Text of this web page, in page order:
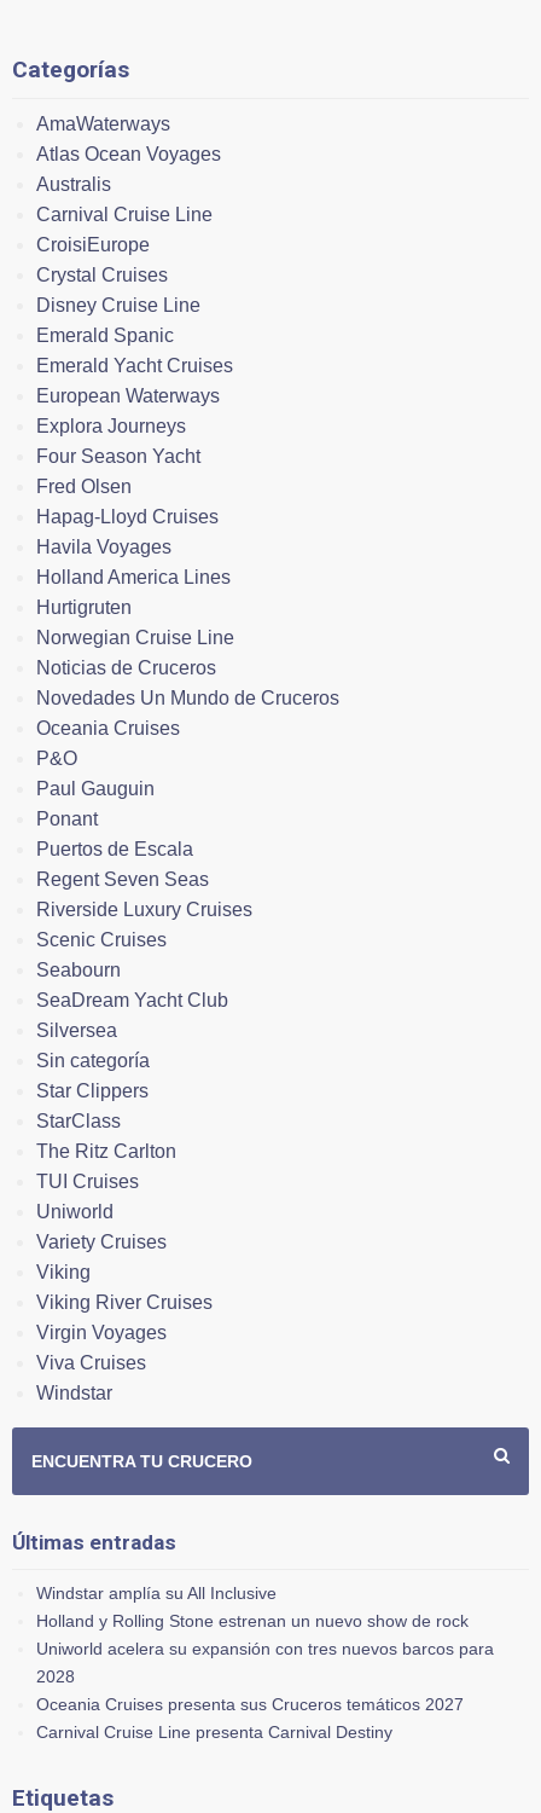
Categorías
AmaWaterways
Atlas Ocean Voyages
Australis
Carnival Cruise Line
CroisiEurope
Crystal Cruises
Disney Cruise Line
Emerald Spanic
Emerald Yacht Cruises
European Waterways
Explora Journeys
Four Season Yacht
Fred Olsen
Hapag-Lloyd Cruises
Havila Voyages
Holland America Lines
Hurtigruten
Norwegian Cruise Line
Noticias de Cruceros
Novedades Un Mundo de Cruceros
Oceania Cruises
P&O
Paul Gauguin
Ponant
Puertos de Escala
Regent Seven Seas
Riverside Luxury Cruises
Scenic Cruises
Seabourn
SeaDream Yacht Club
Silversea
Sin categoría
Star Clippers
StarClass
The Ritz Carlton
TUI Cruises
Uniworld
Variety Cruises
Viking
Viking River Cruises
Virgin Voyages
Viva Cruises
Windstar
ENCUENTRA TU CRUCERO
Últimas entradas
Windstar amplía su All Inclusive
Holland y Rolling Stone estrenan un nuevo show de rock
Uniworld acelera su expansión con tres nuevos barcos para
2028
Oceania Cruises presenta sus Cruceros temáticos 2027
Carnival Cruise Line presenta Carnival Destiny
Etiquetas